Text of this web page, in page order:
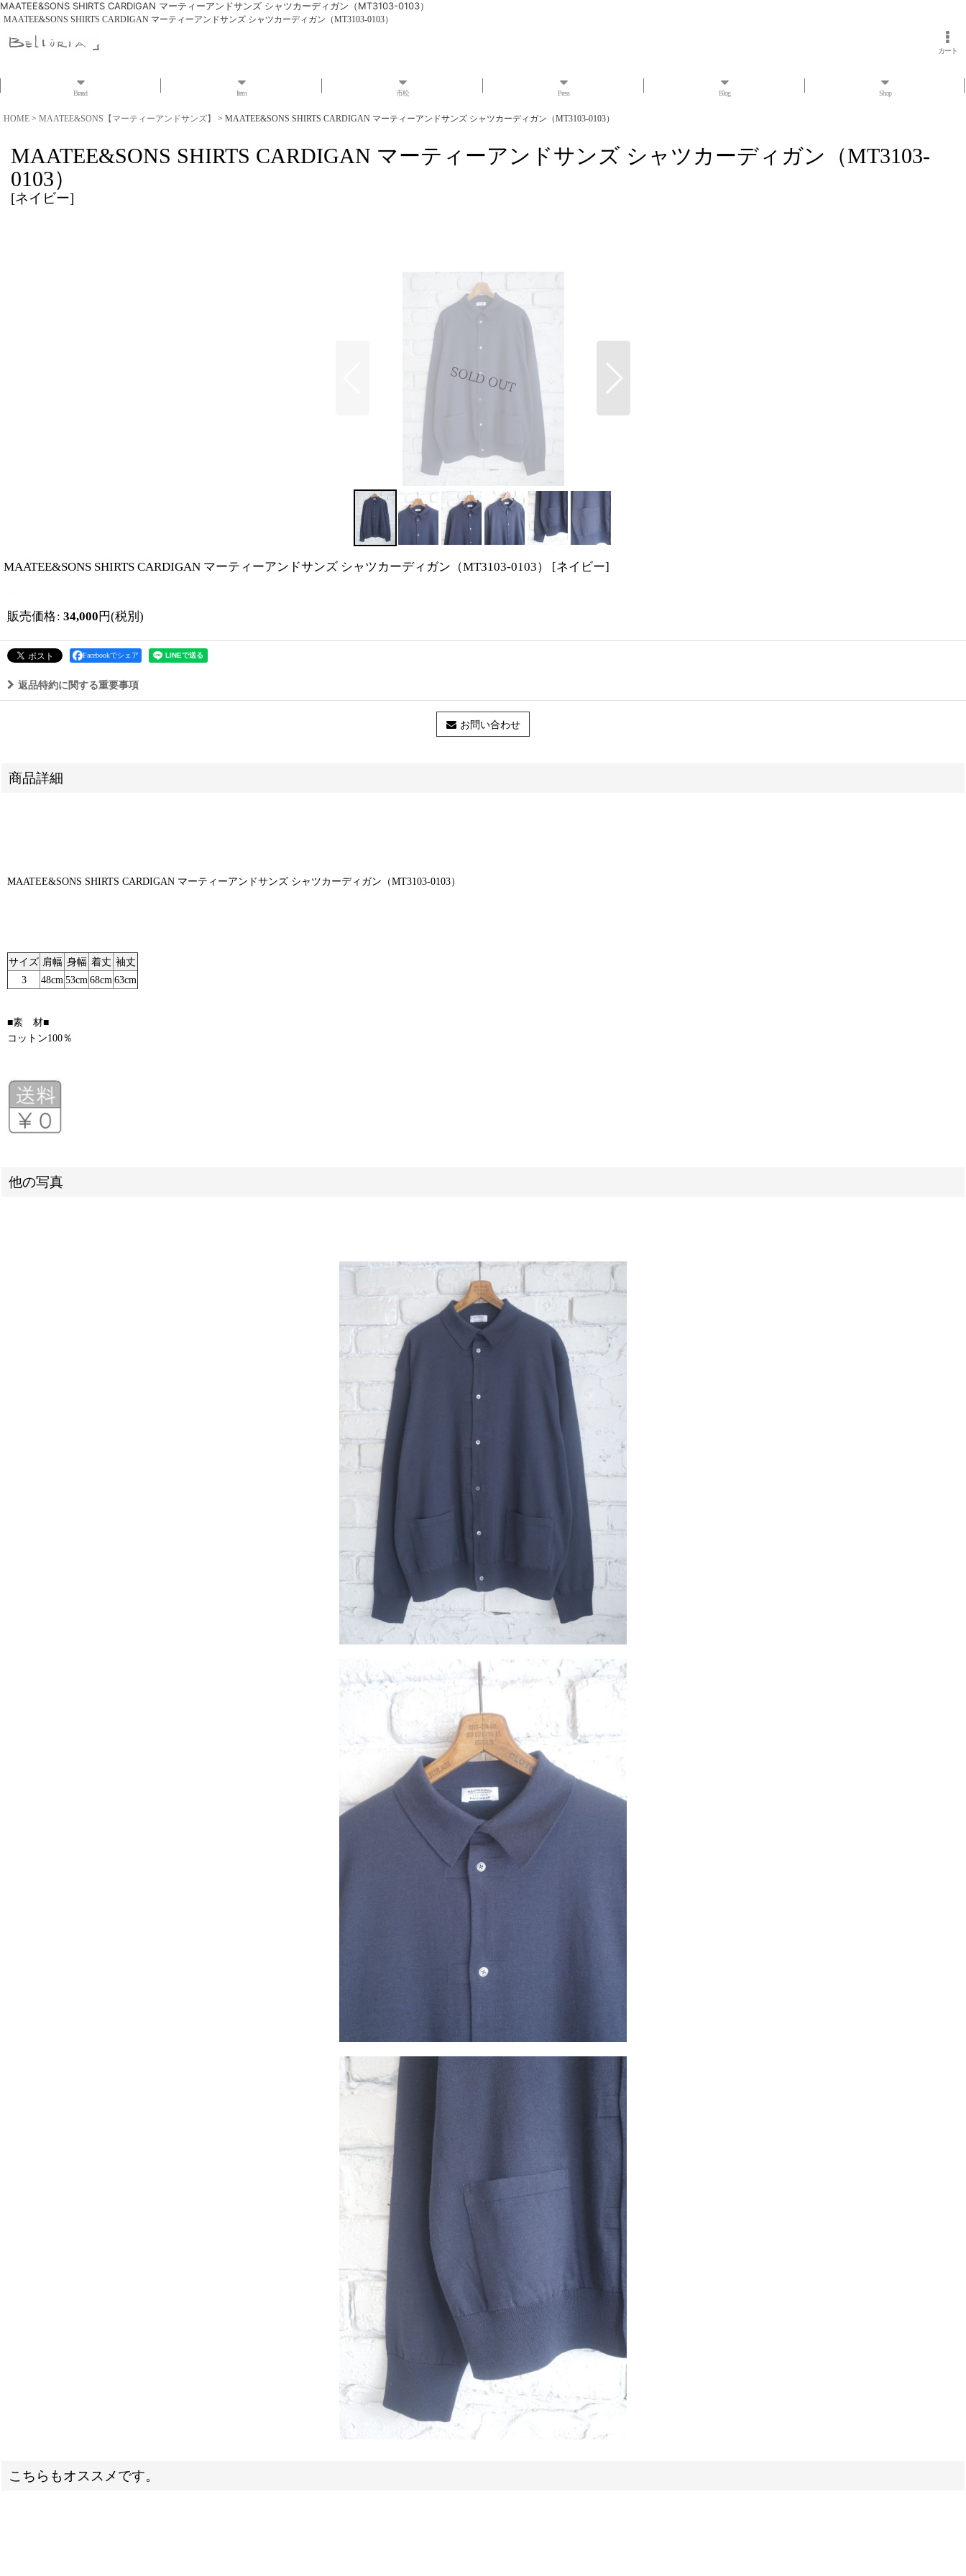
MAATEE&SONS SHIRTS CARDIGAN マーティーアンドサンズ シャツカーディガン（MT3103-0103）
MAATEE&SONS SHIRTS CARDIGAN マーティーアンドサンズ シャツカーディガン（MT3103-0103）
カート
Brand Item 市松 Press Blog Shop
HOME > MAATEE&SONS【マーティーアンドサンズ】 > MAATEE&SONS SHIRTS CARDIGAN マーティーアンドサンズ シャツカーディガン（MT3103-0103）
MAATEE&SONS SHIRTS CARDIGAN マーティーアンドサンズ シャツカーディガン（MT3103-
0103）
[ネイビー]
MAATEE&SONS SHIRTS CARDIGAN マーティーアンドサンズ シャツカーディガン（MT3103-0103） [ネイビー]
販売価格: 34,000 円(税別)
Facebookでシェア
返品特約に関する重要事項
お問い合わせ
商品詳細
MAATEE&SONS SHIRTS CARDIGAN マーティーアンドサンズ シャツカーディガン（MT3103-0103）
サイズ 肩幅 身幅 着丈 袖丈
3
48cm 53cm 68cm 63cm
■素 材■
コットン100％
他の写真
こちらもオススメです。